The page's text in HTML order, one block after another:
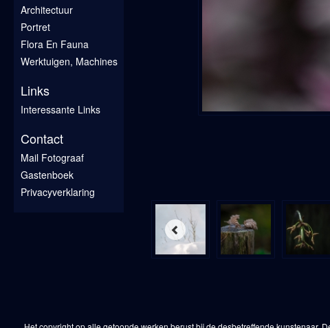
Architectuur
Portret
Flora En Fauna
Werktuigen, Machines
Links
Interessante Links
Contact
Mail Fotograaf
Gastenboek
Privacyverklaring